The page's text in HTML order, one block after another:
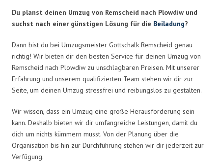
Du planst deinen Umzug von Remscheid nach Plowdiw und
suchst nach einer günstigen Lösung für die Beiladung?
Dann bist du bei Umzugsmeister Gottschalk Remscheid genau
richtig! Wir bieten dir den besten Service für deinen Umzug von
Remscheid nach Plowdiw zu unschlagbaren Preisen. Mit unserer
Erfahrung und unserem qualifizierten Team stehen wir dir zur
Seite, um deinen Umzug stressfrei und reibungslos zu gestalten.
Wir wissen, dass ein Umzug eine große Herausforderung sein
kann. Deshalb bieten wir dir umfangreiche Leistungen, damit du
dich um nichts kümmern musst. Von der Planung über die
Organisation bis hin zur Durchführung stehen wir dir jederzeit zur
Verfügung.